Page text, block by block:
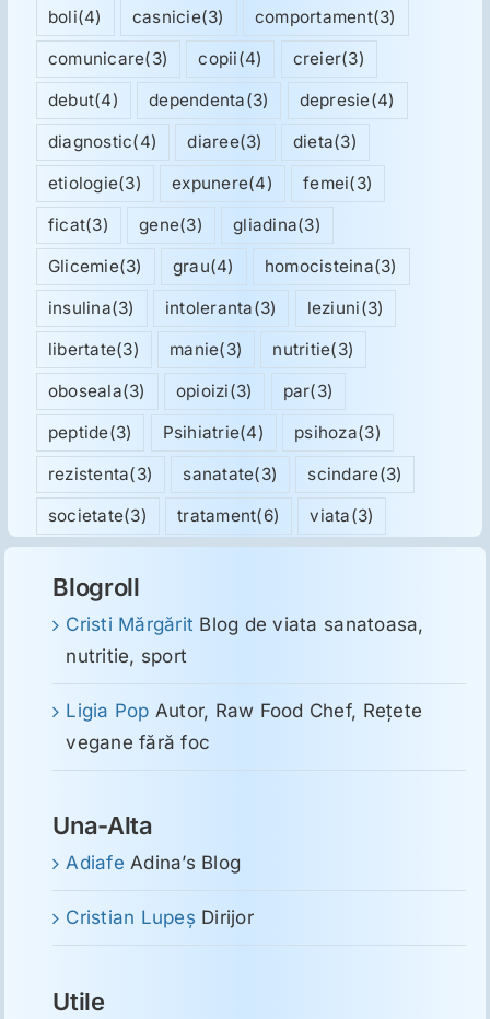
boli(4) casnicie(3) comportament(3)
comunicare(3) copii(4) creier(3)
debut(4) dependenta(3) depresie(4)
diagnostic(4) diaree(3) dieta(3)
etiologie(3) expunere(4) femei(3)
ficat(3) gene(3) gliadina(3)
Glicemie(3) grau(4) homocisteina(3)
insulina(3) intoleranta(3) leziuni(3)
libertate(3) manie(3) nutritie(3)
oboseala(3) opioizi(3) par(3)
peptide(3) Psihiatrie(4) psihoza(3)
rezistenta(3) sanatate(3) scindare(3)
societate(3) tratament(6) viata(3)
Blogroll
Cristi Mărgărit Blog de viata sanatoasa,
nutritie, sport
Ligia Pop Autor, Raw Food Chef, Reţete
vegane fără foc
Una-Alta
Adiafe Adina’s Blog
Cristian Lupeş Dirijor
Utile